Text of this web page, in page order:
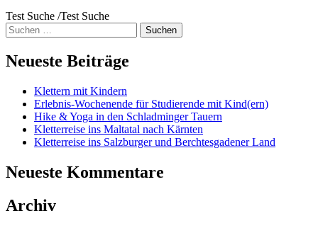
Test Suche /Test Suche
Suche
nach:
Neueste Beiträge
Klettern mit Kindern
Erlebnis-Wochenende für Studierende mit Kind(ern)
Hike & Yoga in den Schladminger Tauern
Kletterreise ins Maltatal nach Kärnten
Kletterreise ins Salzburger und Berchtesgadener Land
Neueste Kommentare
Archiv